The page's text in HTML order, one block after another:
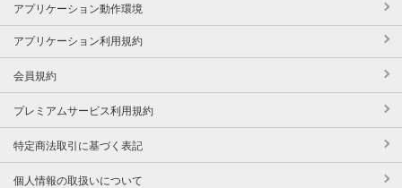
アプリケーション動作環境
アプリケーション利用規約
会員規約
プレミアムサービス利用規約
特定商法取引に基づく表記
個人情報の取扱いについて